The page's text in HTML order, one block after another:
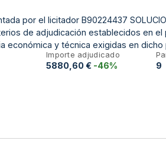
por el licitador B90224437
de adjudicación establecidos en
económica y técnica exigidas en dicho
Importe adjudicado
5880,60 € -46% 9